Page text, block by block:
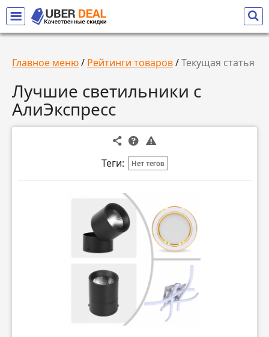
Главное меню/ Рейтинги товаров/Текущая статья
Лучшие светильники с
АлиЭкспресс
Теги: Нет тегов